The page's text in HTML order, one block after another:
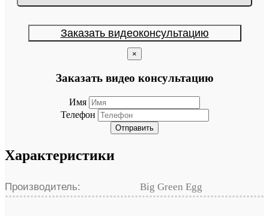
Заказать видеоконсультацию
×
Заказать видео консультацию
Имя
Телефон
Отправить
Характеристики
Производитель: Big Green Egg